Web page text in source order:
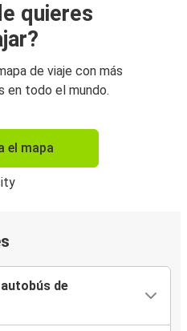
quieres
de viaje con más
en todo el mundo.
el mapa
de